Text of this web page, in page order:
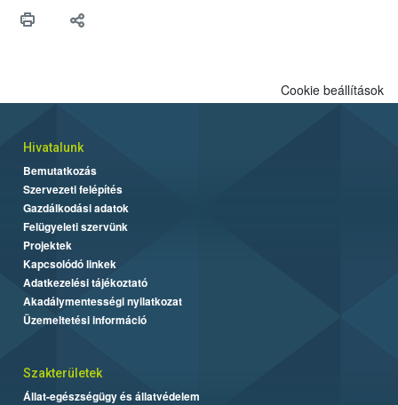
biztonsági Hivatal (Nébih) Oktatási Programja összegyűjtötte a
Cookie beállítások
Hivatalunk
Bemutatkozás
Szervezeti felépítés
Gazdálkodási adatok
Felügyeleti szervünk
Projektek
Kapcsolódó linkek
Adatkezelési tájékoztató
Akadálymentességi nyilatkozat
Üzemeltetési információ
Szakterületek
Állat-egészségügy és állatvédelem